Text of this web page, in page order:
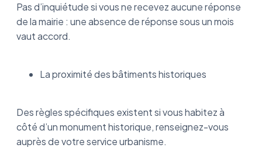
Pas d’inquiétude si vous ne recevez aucune réponse
de la mairie : une absence de réponse sous un mois
vaut accord.
La proximité des bâtiments historiques
Des règles spécifiques existent si vous habitez à
côté d’un monument historique, renseignez-vous
auprès de votre service urbanisme.